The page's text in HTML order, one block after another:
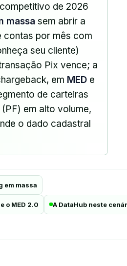
de 2026
massa sem abrir a
contas por mês com
seu cliente)
Pix vence; a
em MED e
de carteiras
em alto volume,
o dado cadastral
em massa
o MED 2.0 A DataHub neste